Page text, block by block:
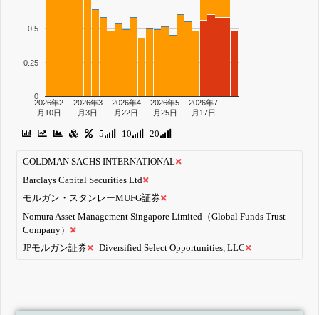
2026年2
月10日
2026年3
月3日
2026年4
月22日
2026年5
月25日
2026年7
月17日
0
0.25
0.5
5 10 20
GOLDMAN SACHS INTERNATIONAL
Barclays Capital Securities Ltd
モルガン・スタンレーMUFG証券
Nomura Asset Management Singapore Limited（Global Funds Trust
Company）
JPモルガン証券
Diversified Select Opportunities, LLC